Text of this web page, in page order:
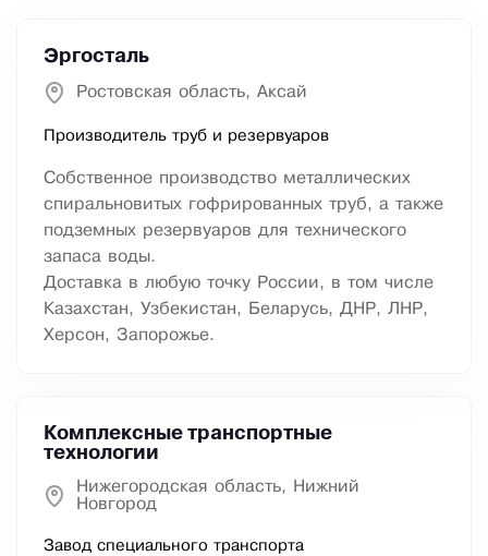
Эргосталь
Ростовская область, Аксай
Производитель труб и резервуаров
Собственное производство металлических
спиральновитых гофрированных труб, а также
подземных резервуаров для технического
запаса воды.
Доставка в любую точку России, в том числе
Казахстан, Узбекистан, Беларусь, ДНР, ЛНР,
Херсон, Запорожье.
Комплексные транспортные
технологии
Нижегородская область, Нижний
Новгород
Завод специального транспорта